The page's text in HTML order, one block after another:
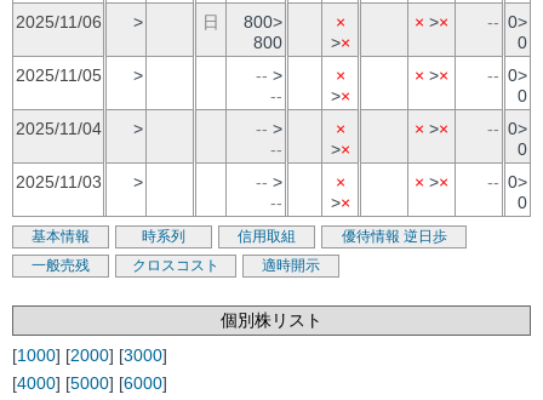
2025/11/06
> 日
800>
800
×
>×
× >× -- 0>
0
2025/11/05
> -- >
--
×
>×
× >× -- 0>
0
2025/11/04
> -- >
--
×
>×
× >× -- 0>
0
2025/11/03
> -- >
--
×
>×
× >× -- 0>
0
基本情報 時系列 信用取組 優待情報 逆日歩
一般売残
クロスコスト 適時開示
個別株リスト
[1000] [2000] [3000]
[4000] [5000] [6000]